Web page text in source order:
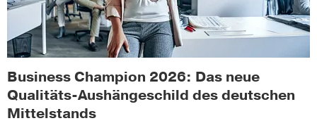
Business Champion 2026: Das neue
Qualitäts-Aushängeschild des deutschen
Mittelstands